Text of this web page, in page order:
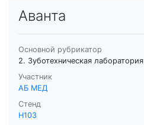
Аванта
Основной рубрикатор
2. Зуботехническая лаборатория
Участник
АБ МЕД
Стенд
H103